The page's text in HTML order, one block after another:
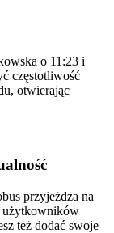
o 11:23 i
częstotliwość
otwierając
przyjeżdża na
użytkowników
też dodać swoje